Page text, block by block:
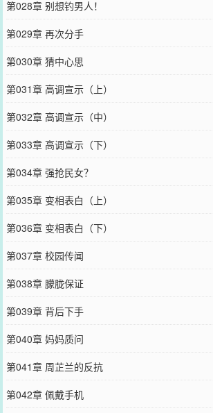
第028章 别想钓男人！
第029章 再次分手
第030章 猜中心思
第031章 高调宣示（上）
第032章 高调宣示（中）
第033章 高调宣示（下）
第034章 强抢民女？
第035章 变相表白（上）
第036章 变相表白（下）
第037章 校园传闻
第038章 朦胧保证
第039章 背后下手
第040章 妈妈质问
第041章 周芷兰的反抗
第042章 佩戴手机